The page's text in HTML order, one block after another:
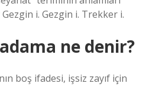
i. Gezgin i. Trekker i.
ne denir?
boş ifadesi, işsiz zayıf için